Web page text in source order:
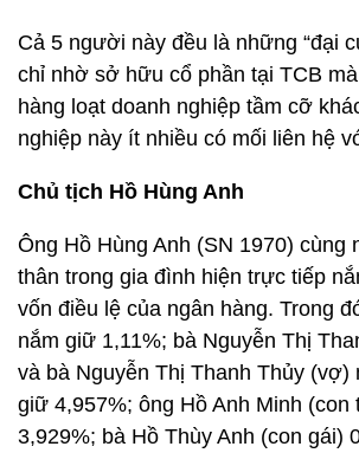
Cả 5 người này đều là những “đại
chỉ nhờ sở hữu cổ phần tại TCB
hàng loạt doanh nghiệp tầm cỡ
nghiệp này ít nhiều có mối liên hệ
Chủ tịch Hồ Hùng Anh
Ông Hồ Hùng Anh (SN 1970) cùng
thân trong gia đình hiện trực tiếp
vốn điều lệ của ngân hàng. Trong
nắm giữ 1,11%; bà Nguyễn Thị
và bà Nguyễn Thị Thanh Thủy (vợ)
giữ 4,957%; ông Hồ Anh Minh (con
3,929%; bà Hồ Thùy Anh (con gái)